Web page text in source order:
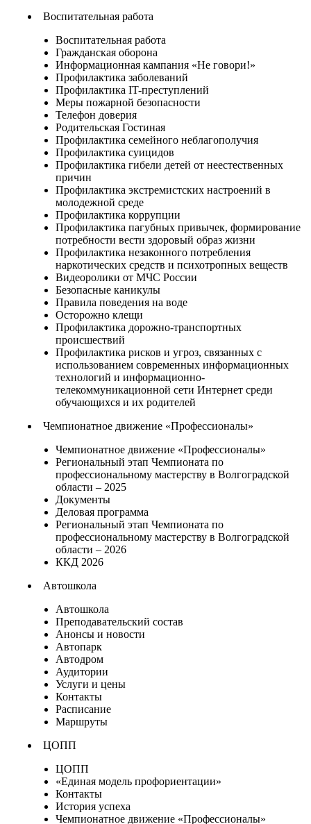
Воспитательная работа
Воспитательная работа
Гражданская оборона
Информационная кампания «Не говори!»
Профилактика заболеваний
Профилактика IT-преступлений
Меры пожарной безопасности
Телефон доверия
Родительская Гостиная
Профилактика семейного неблагополучия
Профилактика суицидов
Профилактика гибели детей от неестественных
причин
Профилактика экстремистских настроений в
молодежной среде
Профилактика коррупции
Профилактика пагубных привычек, формирование
потребности вести здоровый образ жизни
Профилактика незаконного потребления
наркотических средств и психотропных веществ
Видеоролики от МЧС России
Безопасные каникулы
Правила поведения на воде
Осторожно клещи
Профилактика дорожно-транспортных
происшествий
Профилактика рисков и угроз, связанных с
использованием современных информационных
технологий и информационно-
телекоммуникационной сети Интернет среди
обучающихся и их родителей
Чемпионатное движение «Профессионалы»
Чемпионатное движение «Профессионалы»
Региональный этап Чемпионата по
профессиональному мастерству в Волгоградской
области – 2025
Документы
Деловая программа
Региональный этап Чемпионата по
профессиональному мастерству в Волгоградской
области – 2026
ККД 2026
Автошкола
Автошкола
Преподавательский состав
Анонсы и новости
Автопарк
Автодром
Аудитории
Услуги и цены
Контакты
Расписание
Маршруты
ЦОПП
ЦОПП
«Единая модель профориентации»
Контакты
История успеха
Чемпионатное движение «Профессионалы»